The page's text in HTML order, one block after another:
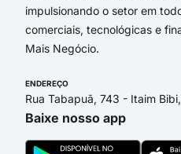
impulsionando o setor em
comerciais, tecnológicas e
Mais Negócio.
ENDEREÇO
Rua Tabapuã, 743 - Itaim
Baixe nosso app